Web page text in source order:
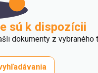
sú k dispozícii
dokumenty z vybraného